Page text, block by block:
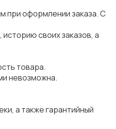
при оформлении заказа. С
своих заказов, а
товара.
невозможна.
а также гарантийный